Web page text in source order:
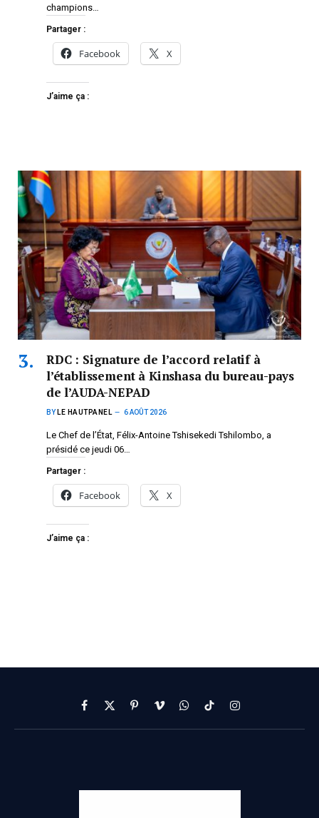
champions…
Partager :
Facebook X
J’aime ça :
RDC : Signature de l’accord relatif à
l’établissement à Kinshasa du bureau-pays
de l’AUDA-NEPAD
BY LE HAUTPANEL 6 AOÛT 2026
Le Chef de l’État, Félix-Antoine Tshisekedi Tshilombo, a
présidé ce jeudi 06…
Partager :
Facebook X
J’aime ça :
Facebook
X
(Twitter)
PinterestVimeoWhatsApp
TikTokInstagram